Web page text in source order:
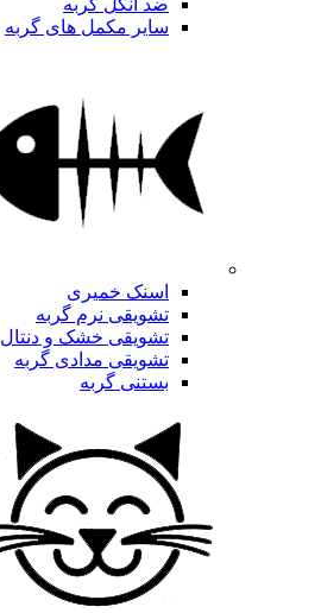
ضد انگل گربه
سایر مکمل های گربه
اسنک خمیری
تشویقی نرم گربه
تشویقی خشک و دنتال
تشویقی مدادی گربه
بستنی گربه